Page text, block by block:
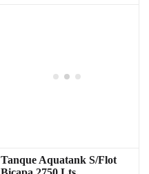
Tanque Aquatank S/Flot